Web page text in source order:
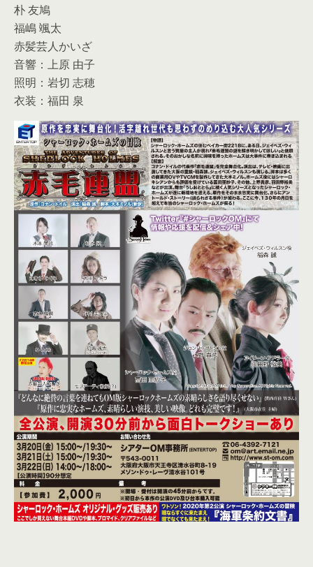
朴 友鳩
福嶋 颯太
赤髪芸人かいざ
音響：上原 由子
照明：岩切 志穂
衣装：福田 泉